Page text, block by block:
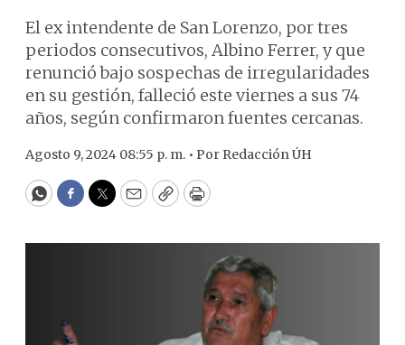
El ex intendente de San Lorenzo, por tres
periodos consecutivos, Albino Ferrer, y que
renunció bajo sospechas de irregularidades
en su gestión, falleció este viernes a sus 74
años, según confirmaron fuentes cercanas.
Agosto 9, 2024 08:55 p. m. • Por Redacción ÚH
WhatsApp
Facebook
Twitter
EmailCopyPrint